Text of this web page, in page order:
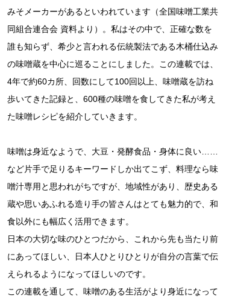
みそメーカーがあるといわれています（全国味噌工業共
同組合連合会 資料より）。私はその中で、正確な数を
誰も知らず、希少と言われる伝統製法である木桶仕込み
の味噌蔵を中心に巡ることにしました。この連載では、
4年で約60カ所、回数にして100回以上、味噌蔵を訪ね
歩いてきた記録と、600種の味噌を食してきた私が考え
た味噌レシピを紹介していきます。
味噌は身近なようで、大豆・発酵食品・身体に良い……
など片手で足りるキーワードしか出てこず、料理なら味
噌汁専用と思われがちですが、地域性があり、歴史ある
蔵や思いあふれる造り手の皆さんはとても魅力的で、和
食以外にも幅広く活用できます。
日本の大切な味のひとつだから、これから先も当たり前
にあってほしい、日本人ひとりひとりが自分の言葉で伝
えられるようになってほしいのです。
この連載を通して、味噌のある生活がより身近になって